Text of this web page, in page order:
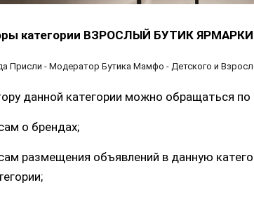
категории ВЗРОСЛЫЙ БУТИК
Присли - Модератор Бутика Мамфо - Детского и
данной категории можно обращаться
о брендах;
размещения объявлений в данную